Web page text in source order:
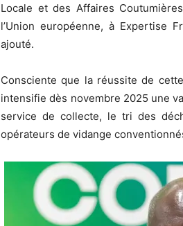
Locale et des Affaires
l’Union européenne, à Expertise
ajouté.
Consciente que la réussite de
intensifie dès novembre 2025 une
service de collecte, le tri des
opérateurs de vidange